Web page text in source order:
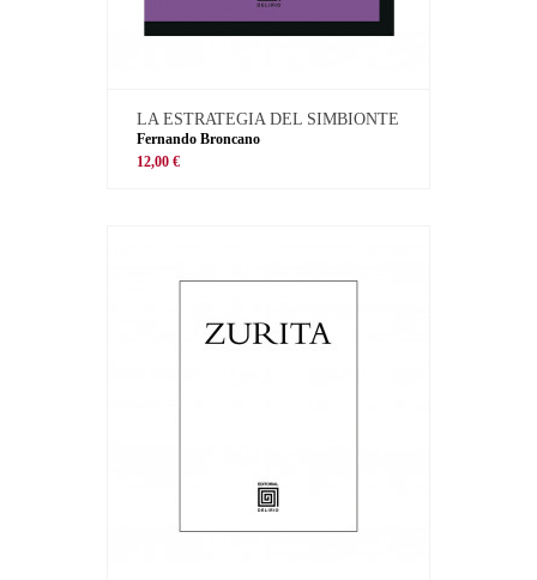
LA ESTRATEGIA DEL SIMBIONTE
Fernando Broncano
12,00 €